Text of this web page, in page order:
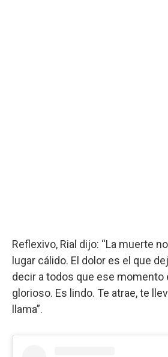
Reflexivo, Rial dijo: “La muerte
lugar cálido. El dolor es el que
decir a todos que ese momento
glorioso. Es lindo. Te atrae, te
llama”.